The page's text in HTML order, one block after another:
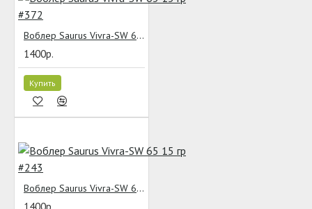
Воблер Saurus Vivra-SW 65 15 гр #372
1400р.
Купить
Воблер Saurus Vivra-SW 65 15 гр #243